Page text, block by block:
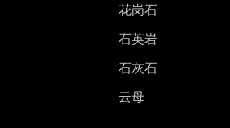
花岗石
石英岩
石灰石
云母